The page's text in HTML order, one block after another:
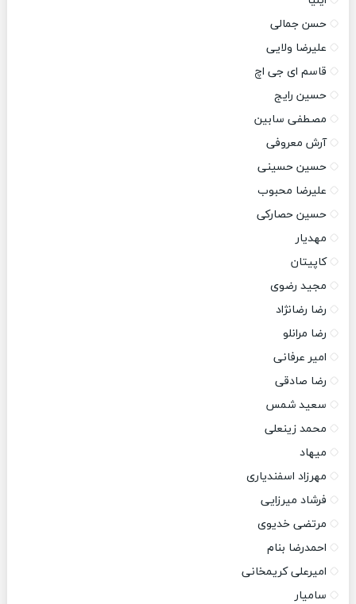
حسن جمالی
علیرضا ولایی
قاسم ای جی اچ
حسین رایج
مصطفی سابین
آرش معروفی
حسین حسینی
علیرضا محبوب
حسین حصارکی
مهدیار
کاپیتان
مجید رضوی
رضا رضانژاد
رضا مرانلو
امیر عرفانی
رضا صادقی
سعید شمس
محمد زینعلی
میهاد
مهرزاد اسفندیاری
فرشاد میرزایی
مرتضی خدیوی
احمدرضا بنام
امیرعلی کریمخانی
سامیار